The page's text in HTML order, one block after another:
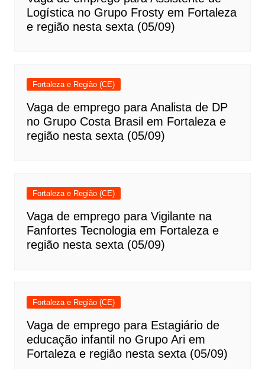
Logística no Grupo Frosty em Fortaleza
e região nesta sexta (05/09)
Fortaleza e Região (CE)
Vaga de emprego para Analista de DP
no Grupo Costa Brasil em Fortaleza e
região nesta sexta (05/09)
Fortaleza e Região (CE)
Vaga de emprego para Vigilante na
Fanfortes Tecnologia em Fortaleza e
região nesta sexta (05/09)
Fortaleza e Região (CE)
Vaga de emprego para Estagiário de
educação infantil no Grupo Ari em
Fortaleza e região nesta sexta (05/09)